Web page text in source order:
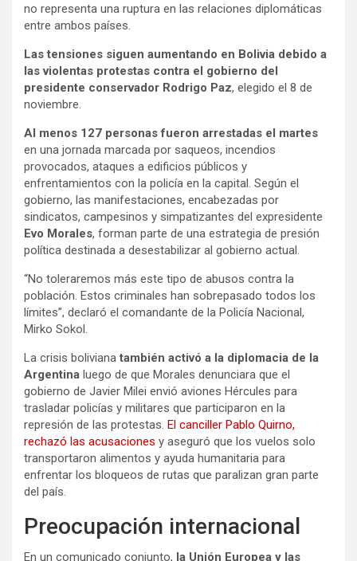
no representa una ruptura en las relaciones diplomáticas
entre ambos países.
Las tensiones siguen aumentando en Bolivia debido a
las violentas protestas contra el gobierno del
presidente conservador Rodrigo Paz, elegido el 8 de
noviembre.
Al menos 127 personas fueron arrestadas el martes
en una jornada marcada por saqueos, incendios
provocados, ataques a edificios públicos y
enfrentamientos con la policía en la capital. Según el
gobierno, las manifestaciones, encabezadas por
sindicatos, campesinos y simpatizantes del expresidente
Evo Morales, forman parte de una estrategia de presión
política destinada a desestabilizar al gobierno actual.
“No toleraremos más este tipo de abusos contra la
población. Estos criminales han sobrepasado todos los
límites”, declaró el comandante de la Policía Nacional,
Mirko Sokol.
La crisis bolivianatambién activó a la diplomacia de la
Argentina luego de que Morales denunciara que el
gobierno de Javier Milei envió aviones Hércules para
trasladar policías y militares que participaron en la
represión de las protestas. El canciller Pablo Quirno,
rechazó las acusaciones y aseguró que los vuelos solo
transportaron alimentos y ayuda humanitaria para
enfrentar los bloqueos de rutas que paralizan gran parte
del país.
Preocupación internacional
En un comunicado conjunto, la Unión Europea y las